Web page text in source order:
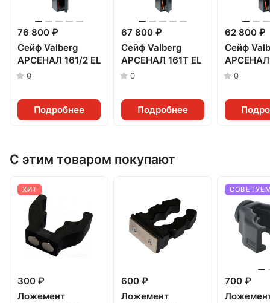
76 800 ₽
Сейф Valberg
АРСЕНАЛ 161/2 EL
0
Подробнее
67 800 ₽
Сейф Valberg
АРСЕНАЛ 161T EL
0
Подробнее
62 800 ₽
Сейф
АРСЕНАЛ
0
С этим товаром покупают
ХИТ
300 ₽
Ложемент
600 ₽
Ложемент
700 ₽